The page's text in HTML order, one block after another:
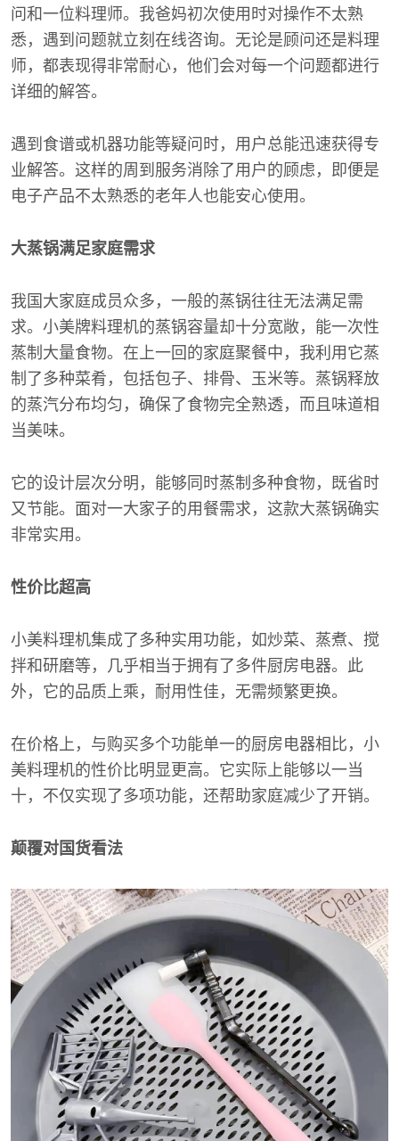
问和一位料理师。我爸妈初次使用时对操作不太熟
悉，遇到问题就立刻在线咨询。无论是顾问还是料理
师，都表现得非常耐心，他们会对每一个问题都进行
详细的解答。
遇到食谱或机器功能等疑问时，用户总能迅速获得专
业解答。这样的周到服务消除了用户的顾虑，即便是
电子产品不太熟悉的老年人也能安心使用。
大蒸锅满足家庭需求
我国大家庭成员众多，一般的蒸锅往往无法满足需
求。小美牌料理机的蒸锅容量却十分宽敞，能一次性
蒸制大量食物。在上一回的家庭聚餐中，我利用它蒸
制了多种菜肴，包括包子、排骨、玉米等。蒸锅释放
的蒸汽分布均匀，确保了食物完全熟透，而且味道相
当美味。
它的设计层次分明，能够同时蒸制多种食物，既省时
又节能。面对一大家子的用餐需求，这款大蒸锅确实
非常实用。
性价比超高
小美料理机集成了多种实用功能，如炒菜、蒸煮、搅
拌和研磨等，几乎相当于拥有了多件厨房电器。此
外，它的品质上乘，耐用性佳，无需频繁更换。
在价格上，与购买多个功能单一的厨房电器相比，小
美料理机的性价比明显更高。它实际上能够以一当
十，不仅实现了多项功能，还帮助家庭减少了开销。
颠覆对国货看法